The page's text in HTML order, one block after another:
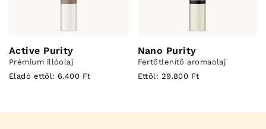
Active Purity
Prémium illóolaj
Eladó ettől: 6.400 Ft
Nano Purity
Fertőtlenítő aromaolaj
Ettől: 29.800 Ft